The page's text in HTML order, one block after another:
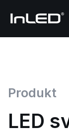
Produkt
LED